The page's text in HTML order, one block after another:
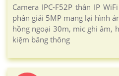
Camera IPC-F52P thân IP
phân giải 5MP mang lại hình
hồng ngoại 30m, mic ghi âm,
kiệm băng thông